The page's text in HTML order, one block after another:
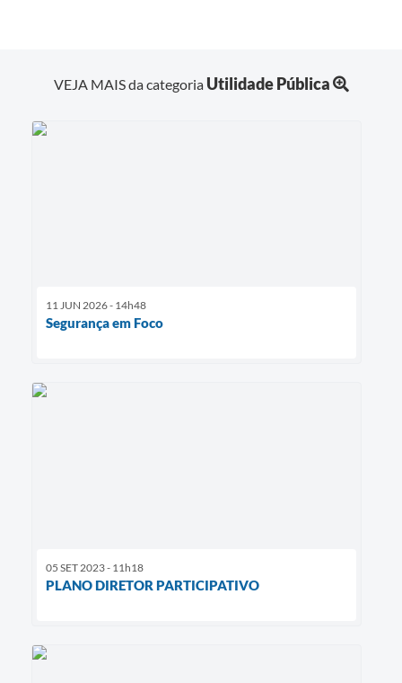
VEJA MAIS da categoria Utilidade Pública
11 JUN 2026 - 14h48
Segurança em Foco
05 SET 2023 - 11h18
PLANO DIRETOR PARTICIPATIVO